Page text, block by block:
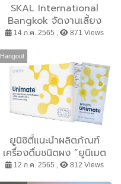
SKAL International
Bangkok จัดงานเลี้ยง
สังสรรค์ประจำเดือน
14 ก.ค. 2565 , 871 Views
Hangout
ยูนิซิตี้แนะนำผลิตภัณฑ์
เครื่องดื่มชนิดผง “ยูนิเมต
เลมอน เฟลเวอร์ เมท”
12 ก.ค. 2565 , 812 Views